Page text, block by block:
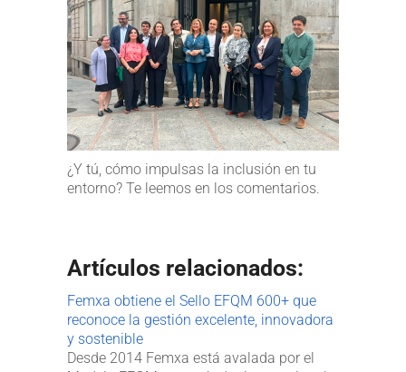
¿Y tú, cómo impulsas la inclusión en tu
entorno? Te leemos en los comentarios.
Artículos relacionados:
Femxa obtiene el Sello EFQM 600+ que
reconoce la gestión excelente, innovadora
y sostenible
Desde 2014 Femxa está avalada por el